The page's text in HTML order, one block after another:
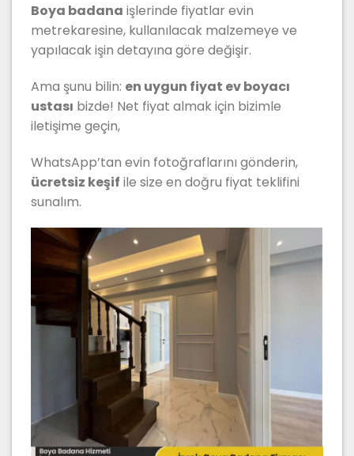
Boya badana işlerinde fiyatlar evin
metrekaresine, kullanılacak malzemeye ve
yapılacak işin detayına göre değişir.
Ama şunu bilin: en uygun fiyat ev boyacı
ustası bizde! Net fiyat almak için bizimle
iletişime geçin,
WhatsApp’tan evin fotoğraflarını gönderin,
ücretsiz keşif ile size en doğru fiyat teklifini
sunalım.